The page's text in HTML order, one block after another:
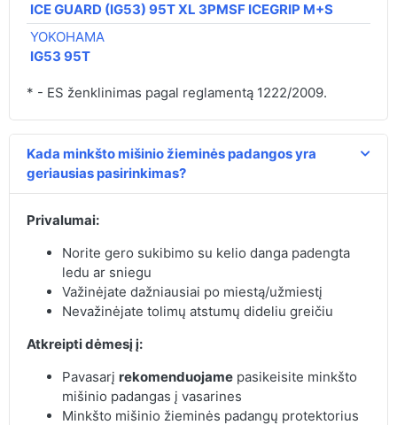
ICE GUARD (IG53) 95T XL 3PMSF ICEGRIP M+S
YOKOHAMA
IG53 95T
* - ES ženklinimas pagal reglamentą 1222/2009.
Kada minkšto mišinio žieminės padangos yra
geriausias pasirinkimas?
Privalumai:
Norite gero sukibimo su kelio danga padengta
ledu ar sniegu
Važinėjate dažniausiai po miestą/užmiestį
Nevažinėjate tolimų atstumų dideliu greičiu
Atkreipti dėmesį į:
Pavasarį rekomenduojamepasikeisite minkšto
mišinio padangas į vasarines
Minkšto mišinio žieminės padangų protektorius